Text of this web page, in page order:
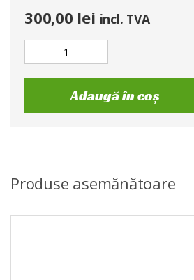
300,00 lei incl. TVA
Adaugă în coș
Produse asemănătoare